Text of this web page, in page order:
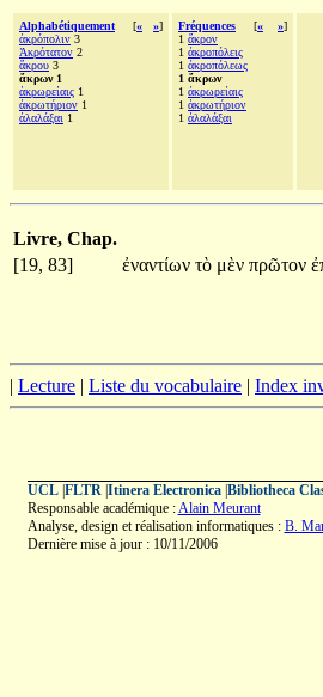
Alphabétiquement [« »]
ἀκρόπολιν 3
Ἀκρότατον 2
ἄκρου 3
ἄκρων 1
ἀκρωρείαις 1
ἀκρωτήριον 1
ἀλαλάξαι 1
Fréquences [« »]
1 ἄκρον
1 ἀκροπόλεις
1 ἀκροπόλεως
1 ἄκρων
1 ἀκρωρείαις
1 ἀκρωτήριον
1 ἀλαλάξαι
Livre, Chap.
[19, 83]
ἐναντίων τὸ μὲν πρῶτον
| Lecture | Liste du vocabulaire | Index
UCL| FLTR| Itinera Electronica| Bibliotheca
Responsable académique :Alain Meurant
Analyse, design et réalisation informatiques : B.
Dernière mise à jour : 10/11/2006